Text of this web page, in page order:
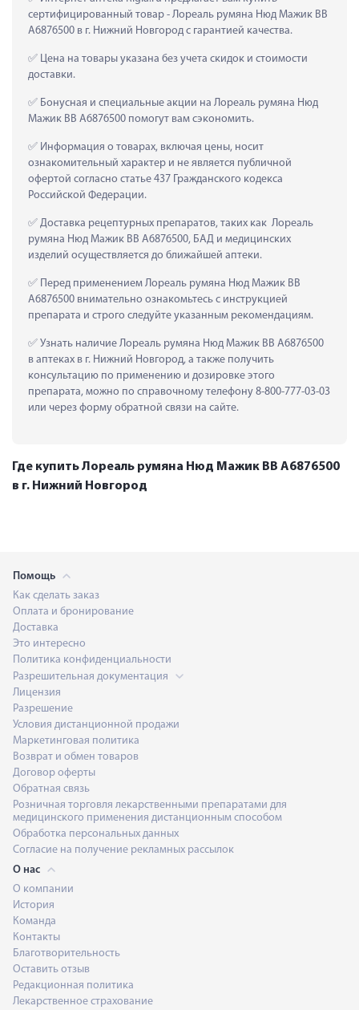
сертифицированный товар - Лореаль румяна Нюд Мажик ВВ
А6876500 в г. Нижний Новгород с гарантией качества.
Цена на товары указана без учета скидок и стоимости
доставки.
Бонусная и специальные акции на Лореаль румяна Нюд
Мажик ВВ А6876500 помогут вам сэкономить.
Информация о товарах, включая цены, носит
ознакомительный характер и не является публичной
офертой согласно статье 437 Гражданского кодекса
Российской Федерации.
Доставка рецептурных препаратов, таких как  Лореаль
румяна Нюд Мажик ВВ А6876500, БАД и медицинских
изделий осуществляется до ближайшей аптеки.
Перед применением Лореаль румяна Нюд Мажик ВВ
А6876500 внимательно ознакомьтесь с инструкцией
препарата и строго следуйте указанным рекомендациям.
Узнать наличие Лореаль румяна Нюд Мажик ВВ А6876500
в аптеках в г. Нижний Новгород, а также получить
консультацию по применению и дозировке этого
препарата, можно по справочному телефону 8-800-777-03-03
или через форму обратной связи на сайте.
Где купить Лореаль румяна Нюд Мажик ВВ А6876500
в г. Нижний Новгород
Помощь
Как сделать заказ
Оплата и бронирование
Доставка
Это интересно
Политика конфиденциальности
Разрешительная документация
Лицензия
Разрешение
Условия дистанционной продажи
Маркетинговая политика
Возврат и обмен товаров
Договор оферты
Обратная связь
Розничная торговля лекарственными препаратами для
медицинского применения дистанционным способом
Обработка персональных данных
Согласие на получение рекламных рассылок
О нас
О компании
История
Команда
Контакты
Благотворительность
Оставить отзыв
Редакционная политика
Лекарственное страхование